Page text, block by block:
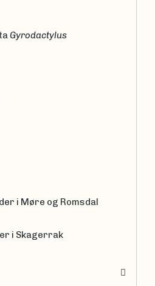
Gyrodactylus
i Møre og Romsdal
i Skagerrak